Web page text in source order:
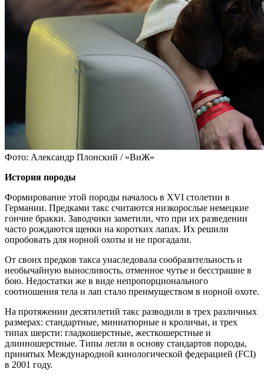
Фото: Александр Плонский / «ВиЖ»
История породы
Формирование этой породы началось в XVI столетии в
Германии. Предками такс считаются низкорослые немецкие
гончие бракки. Заводчики заметили, что при их разведении
часто рождаются щенки на коротких лапах. Их решили
опробовать для норной охоты и не прогадали.
От своих предков такса унаследовала сообразительность и
необычайную выносливость, отменное чутье и бесстрашие в
бою. Недостатки же в виде непропорционального
соотношения тела и лап стало преимуществом в норной охоте.
На протяжении десятилетий такс разводили в трех различных
размерах: стандартные, миниатюрные и кроличьи, и трех
типах шерсти: гладкошерстные, жесткошерстные и
длинношерстные. Типы легли в основу стандартов породы,
принятых Международной кинологической федерацией (FCI)
в 2001 году.